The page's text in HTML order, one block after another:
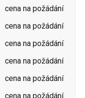
cena na požádání
cena na požádání
cena na požádání